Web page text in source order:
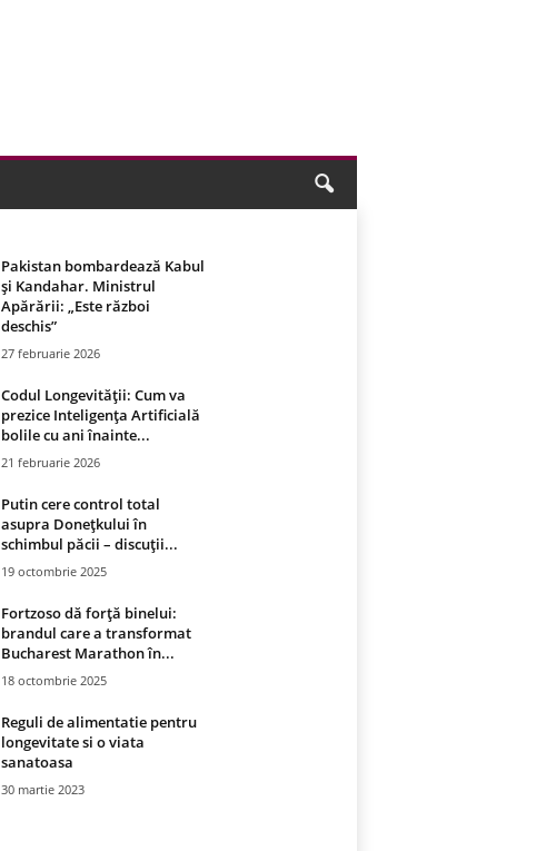
Pakistan bombardează Kabul
și Kandahar. Ministrul
Apărării: „Este război
deschis”
27 februarie 2026
Codul Longevității: Cum va
prezice Inteligența Artificială
bolile cu ani înainte...
21 februarie 2026
Putin cere control total
asupra Donețkului în
schimbul păcii – discuții...
19 octombrie 2025
Fortzoso dă forță binelui:
brandul care a transformat
Bucharest Marathon în...
18 octombrie 2025
Reguli de alimentatie pentru
longevitate si o viata
sanatoasa
30 martie 2023